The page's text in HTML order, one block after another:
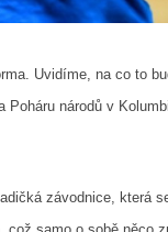
Uvidíme, na co to
národů v
závodnice, která